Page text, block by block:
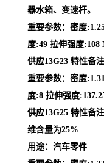
器水箱、变速杆。
重要参数：密度
度:49 拉伸强度:108
供应13G23 特性备
重要参数：密度
度:8 拉伸强度
供应13G25 特性备
维含量为25%
用途：汽车零件